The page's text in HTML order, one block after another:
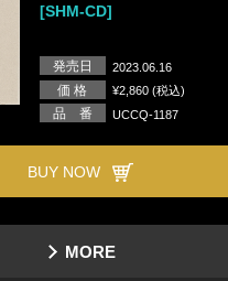
[SHM-CD]
発売日 2023.06.16
価 格 ¥2,860 (税込)
品 番 UCCQ-1187
BUY NOW
MORE